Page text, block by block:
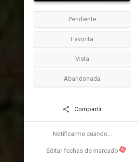
Pendiente
Favorita
Vista
Abandonada
Compartir
Notificarme cuando...
Editar fechas de marcado N